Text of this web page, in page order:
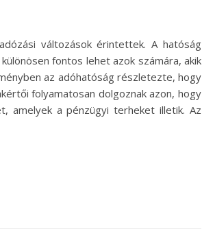
változások érintettek. A hatóság
fontos lehet azok számára, akik
az adóhatóság részletezte, hogy
folyamatosan dolgoznak azon, hogy
amelyek a pénzügyi terheket illetik. Az